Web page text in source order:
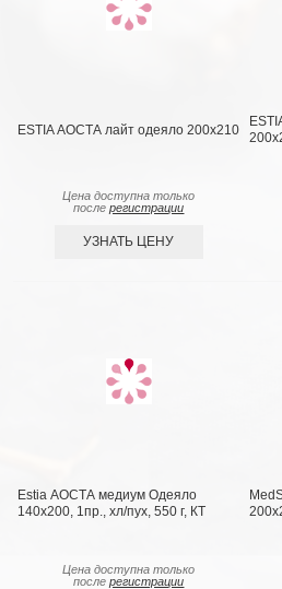
ESTIA АОСТА лайт одеяло 200x210
Цена доступна только
послерегистрации
УЗНАТЬ ЦЕНУ
Estia АОСТА медиум Одеяло
140x200, 1пр., хл/пух, 550 г, КТ
Цена доступна только
послерегистрации